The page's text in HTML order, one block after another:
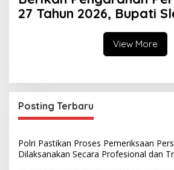
27 Tahun 2026, Bupati
Tekankan
Pelayanan Masyarakat
View More
Posting Terbaru
Polri Pastikan Proses Pemeriksaan
Dilaksanakan Secara Profesional dan